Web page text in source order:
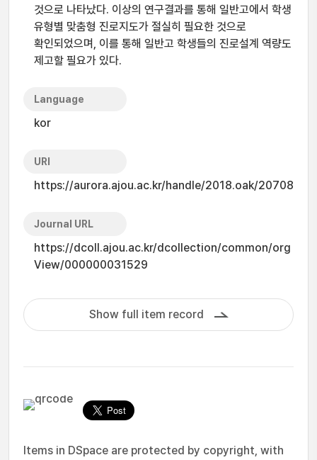
것으로 나타났다. 이상의 연구결과를 통해 일반고에서 학생
유형별 맞춤형 진로지도가 절실히 필요한 것으로
확인되었으며, 이를 통해 일반고 학생들의 진로설계 역량도
제고할 필요가 있다.
Language
kor
URI
https://aurora.ajou.ac.kr/handle/2018.oak/20708
Journal URL
https://dcoll.ajou.ac.kr/dcollection/common/org
View/000000031529
Show full item record
Items in DSpace are protected by copyright, with